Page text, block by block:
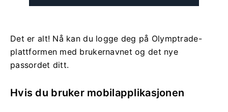
Det er alt! Nå kan du logge deg på Olymptrade-
plattformen med brukernavnet og det nye
passordet ditt.
Hvis du bruker mobilapplikasjonen